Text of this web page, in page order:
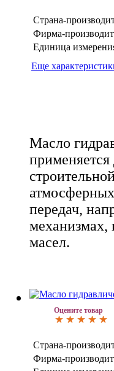
Страна-
Фирма-
Единица
Еще
Масло
передач,
механизмах,
масел.
Оцените товар
Страна-
Фирма-